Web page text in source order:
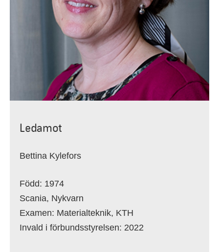
Ledamot
Bettina Kylefors
Född: 1974
Scania, Nykvarn
Examen: Materialteknik, KTH
Invald i förbundsstyrelsen: 2022